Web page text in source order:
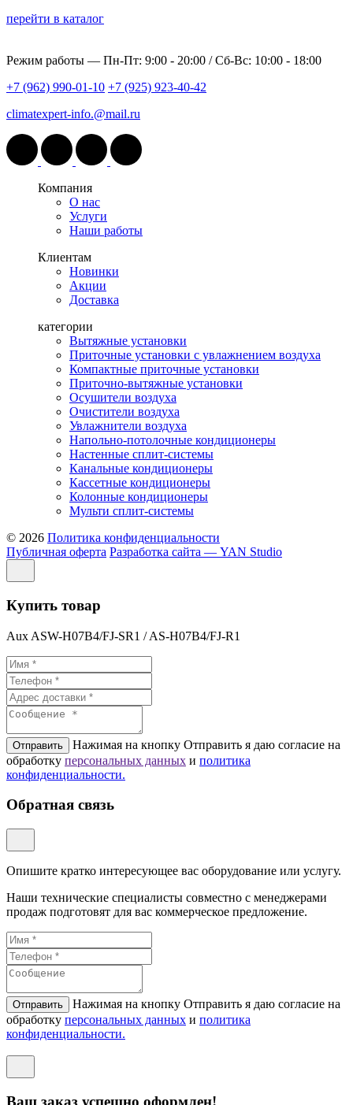
перейти в каталог
Режим работы — Пн-Пт: 9:00 - 20:00 / Сб-Вс: 10:00 - 18:00
+7 (962) 990-01-10 +7 (925) 923-40-42
climatexpert-info.@mail.ru
Компания
О нас
Услуги
Наши работы
Клиентам
Новинки
Акции
Доставка
категории
Вытяжные установки
Приточные установки с увлажнением воздуха
Компактные приточные установки
Приточно-вытяжные установки
Осушители воздуха
Очистители воздуха
Увлажнители воздуха
Напольно-потолочные кондиционеры
Настенные сплит-системы
Канальные кондиционеры
Кассетные кондиционеры
Колонные кондиционеры
Мульти сплит-системы
© 2026 Политика конфиденциальности
Публичная оферта Разработка сайта — YAN Studio
Купить товар
Aux ASW-H07B4/FJ-SR1 / AS-H07B4/FJ-R1
Отправить
Нажимая на кнопку Отправить я даю согласие на
обработку персональных данных и политикa
конфиденциальности.
Обратная связь
Опишите кратко интересующее вас оборудование или услугу.
Наши технические специалисты совместно с менеджерами
продаж подготовят для вас коммерческое предложение.
Отправить
Нажимая на кнопку Отправить я даю согласие на
обработку персональных данных и политикa
конфиденциальности.
Ваш заказ успешно оформлен!